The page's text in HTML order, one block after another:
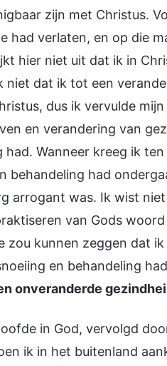
zijn met Christus.
had verlaten, en op die
hier niet uit dat ik in
niet dat ik tot een
dus ik vervulde
en verandering van
had. Wanneer kreeg ik
behandeling had
arrogant was. Ik wist
van Gods
zou kunnen zeggen dat
en behandeling
onveranderde
in God, vervolgd
ik in het buitenland